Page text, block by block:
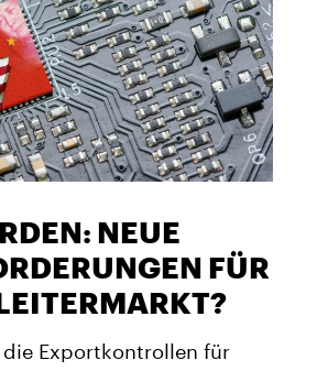
NEUE
FÜR
Exportkontrollen für